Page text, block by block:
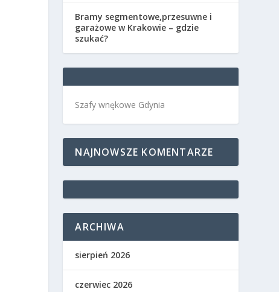
Bramy segmentowe,przesuwne i
garażowe w Krakowie – gdzie
szukać?
Szafy wnękowe Gdynia
NAJNOWSZE KOMENTARZE
ARCHIWA
sierpień 2026
czerwiec 2026